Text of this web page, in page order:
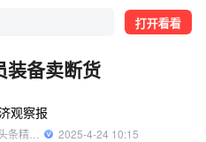
打开看看
装备卖断货
观察报
《经济观察报》官方账号 头条精选作者
  2025-4-24 10:15